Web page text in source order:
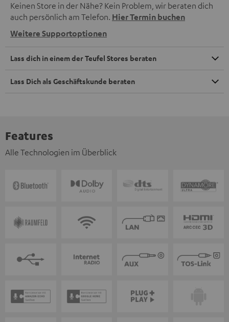
Keinen Store in der Nähe? Kein Problem, wir beraten dich
auch persönlich am Telefon. Hier Termin buchen
Weitere Supportoptionen
Lass dich in einem der Teufel Stores beraten
Lass Dich als Geschäftskunde beraten
Features
Alle Technologien im Überblick